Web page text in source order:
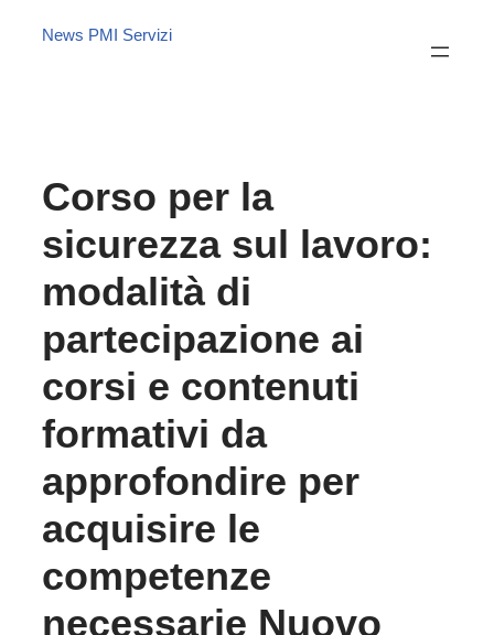
News PMI Servizi
Corso per la
sicurezza sul lavoro:
modalità di
partecipazione ai
corsi e contenuti
formativi da
approfondire per
acquisire le
competenze
necessarie Nuovo